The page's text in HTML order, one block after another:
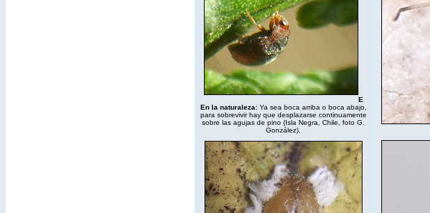
E
En la naturaleza: Ya sea boca arriba o boca abajo,
para sobrevivir hay que desplazarse continuamente
sobre las agujas de pino (Isla Negra, Chile, foto G.
González).